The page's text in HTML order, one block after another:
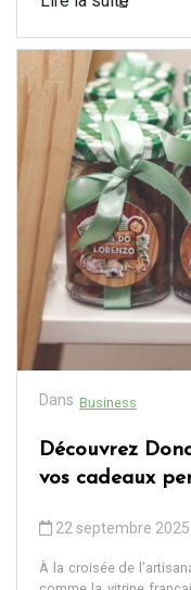
Dans Business
Découvrez
vos cadeaux
22 septembre 2025
À la croisée de